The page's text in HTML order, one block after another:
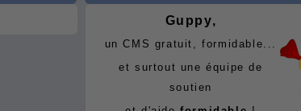
Guppy,
un CMS gratuit, formidable...
et surtout une équipe de
soutien